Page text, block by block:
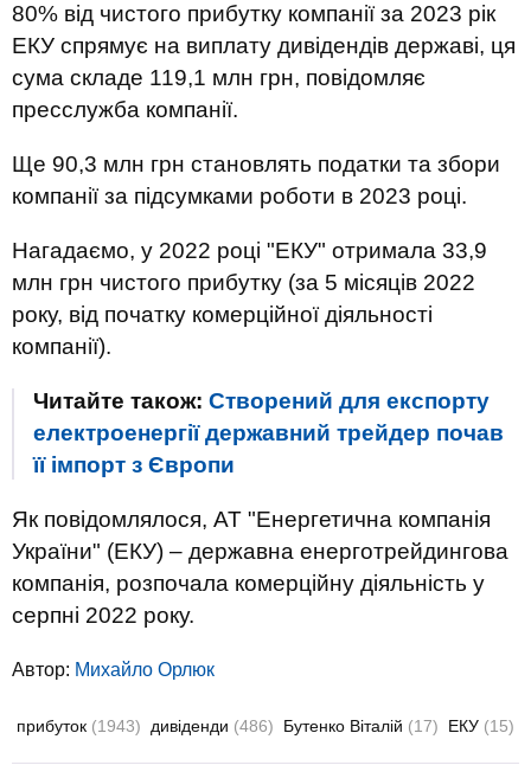
80% від чистого прибутку компанії за 2023 рік
ЕКУ спрямує на виплату дивідендів державі, ця
сума складе 119,1 млн грн, повідомляє
пресслужба компанії.
Ще 90,3 млн грн становлять податки та збори
компанії за підсумками роботи в 2023 році.
Нагадаємо, у 2022 році "ЕКУ" отримала 33,9
млн грн чистого прибутку (за 5 місяців 2022
року, від початку комерційної діяльності
компанії).
Читайте також: Створений для експорту
електроенергії державний трейдер почав
її імпорт з Європи
Як повідомлялося, АТ "Енергетична компанія
України" (ЕКУ) – державна енерготрейдингова
компанія, розпочала комерційну діяльність у
серпні 2022 року.
Автор: Михайло Орлюк
прибуток (1943) дивіденди (486) Бутенко Віталій (17) ЕКУ (15)